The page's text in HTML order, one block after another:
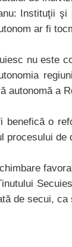
Instituţii
ar fi
nu este
autonomă a
o
de secui,